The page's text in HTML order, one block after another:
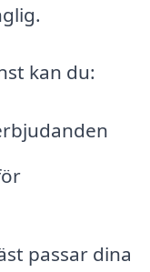
kan du:
passar dina